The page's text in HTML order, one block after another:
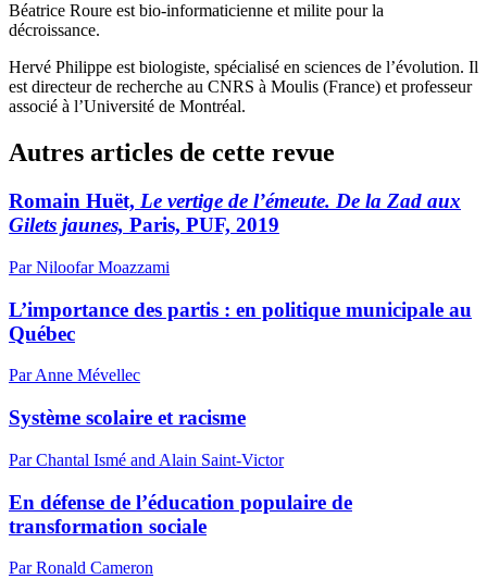
Béatrice Roure est bio-informaticienne et milite pour la
décroissance.
Hervé Philippe est biologiste, spécialisé en sciences de l’évolution. Il
est directeur de recherche au CNRS à Moulis (France) et professeur
associé à l’Université de Montréal.
Autres articles de cette revue
Romain Huët, Le vertige de l’émeute. De la Zad aux
Gilets jaunes, Paris, PUF, 2019
Par Niloofar Moazzami
L’importance des partis : en politique municipale au
Québec
Par Anne Mévellec
Système scolaire et racisme
Par Chantal Ismé and Alain Saint-Victor
En défense de l’éducation populaire de
transformation sociale
Par Ronald Cameron